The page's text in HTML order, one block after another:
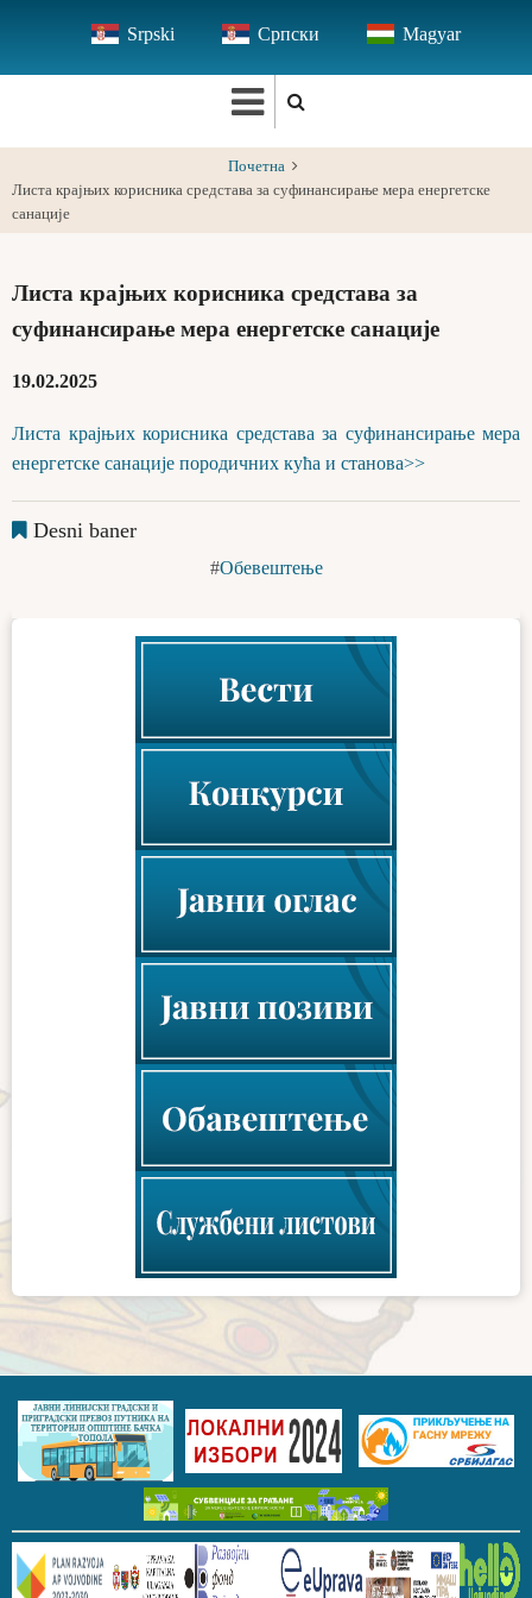
main
Srpski Српски Magyar
Почетна
Листа крајњих корисника средстава за суфинансирање мера енергетске
санације
Листа крајњих корисника средстава за
суфинансирање мера енергетске санације
19.02.2025
Листа крајњих корисника средстава за суфинансирање мера
енергетске санације породичних кућа и станова>>
Desni baner
Обевештење